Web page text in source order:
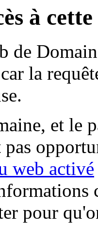
à
de
la
et le
pas
web activé
pour